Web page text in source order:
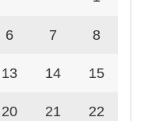
6 7 8
13 14 15
20 21 22